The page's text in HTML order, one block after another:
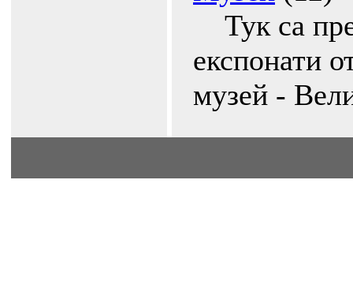
Тук са
експонати
музей -